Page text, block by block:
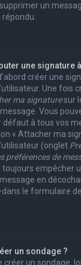
un
répondu.
une signature
créer une
Une fois
ma signaturesur
Vous
défaut à tous vos
« Attacher ma
(onglet
préférences de
empêcher
en
dans le formulaire
un sondage ?
créer un sondage,